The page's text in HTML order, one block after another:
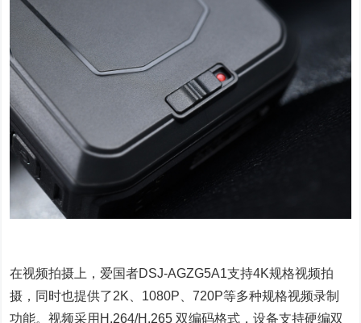
在视频拍摄上，爱国者DSJ-AGZG5A1支持4K规格视频拍
摄，同时也提供了2K、1080P、720P等多种规格视频录制
功能。视频采用H.264/H.265 双编码格式，设备支持硬编双